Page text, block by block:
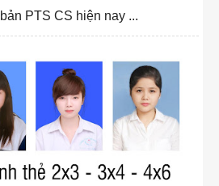
PTS CS hiện nay ...